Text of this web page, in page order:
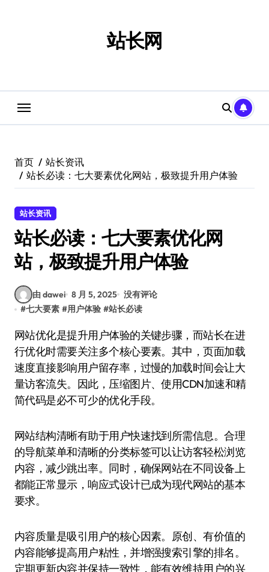
站长网
首页
站长资讯
站长必读：七大要素优化网站，极致提升用户体验
站长资讯
站长必读：七大要素优化网
站，极致提升用户体验
由 dawei 8 月 5, 2025 没有评论
#七大要素 #用户体验 #站长必读
网站优化是提升用户体验的关键步骤，而站长在进
行优化时需要关注多个核心要素。其中，页面加载
速度直接影响用户留存率，过慢的加载时间会让大
量访客流失。因此，压缩图片、使用CDN加速和精
简代码是必不可少的优化手段。
网站结构清晰有助于用户快速找到所需信息。合理
的导航菜单和清晰的分类标签可以让访客轻松浏览
内容，减少跳出率。同时，确保网站在不同设备上
都能正常显示，响应式设计已成为现代网站的基本
要求。
内容质量是吸引用户的核心因素。原创、有价值的
内容能够提高用户粘性，并增强搜索引擎的排名。
定期更新内容并保持一致性，能有效维持用户的兴